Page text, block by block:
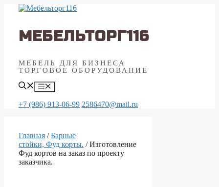
Перейти
МЕБЕЛЬТОРГ116
МЕБЕЛЬ ДЛЯ БИЗНЕСА
ТОРГОВОЕ ОБОРУДОВАНИЕ
Меню
+7 (986) 913-06-99 2586470@mail.ru
Главная /Барные
стойки, Фуд корты. / Изготовление
Фуд кортов на заказ по проекту
заказчика.